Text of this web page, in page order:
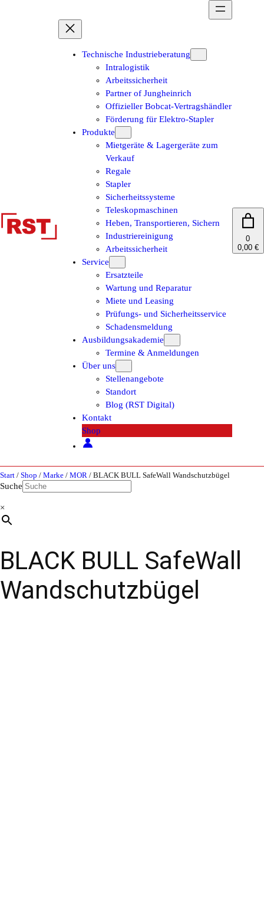
Technische Industrieberatung
Intralogistik
Arbeitssicherheit
Partner of Jungheinrich
Offizieller Bobcat-Vertragshändler
Förderung für Elektro-Stapler
Produkte
Mietgeräte & Lagergeräte zum
Verkauf
Regale
Stapler
Sicherheitssysteme
Teleskopmaschinen
Heben, Transportieren, Sichern
Industriereinigung
Arbeitssicherheit
Service
Ersatzteile
Wartung und Reparatur
Miete und Leasing
Prüfungs- und Sicherheitsservice
Schadensmeldung
Ausbildungsakademie
Termine & Anmeldungen
Über uns
Stellenangebote
Standort
Blog (RST Digital)
Kontakt
Shop
0
0,00 €
Start / Shop / Marke / MOR / BLACK BULL SafeWall Wandschutzbügel
Suche
×
BLACK BULL SafeWall
Wandschutzbügel